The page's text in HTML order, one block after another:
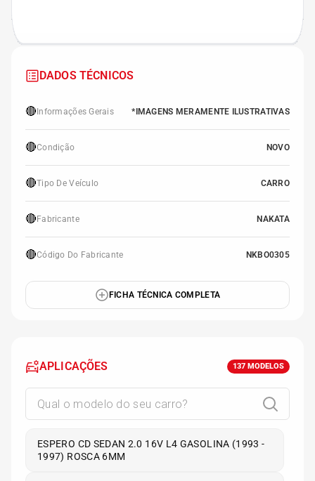
DADOS TÉCNICOS
🔴 Informações Gerais *IMAGENS MERAMENTE ILUSTRATIVAS
🔴Condição NOVO
🔴Tipo De Veículo CARRO
🔴 Fabricante NAKATA
🔴Código Do Fabricante NKBO0305
FICHA TÉCNICA COMPLETA
APLICAÇÕES 137 MODELOS
ESPERO CD SEDAN 2.0 16V L4 GASOLINA (1993 -
1997) ROSCA 6MM